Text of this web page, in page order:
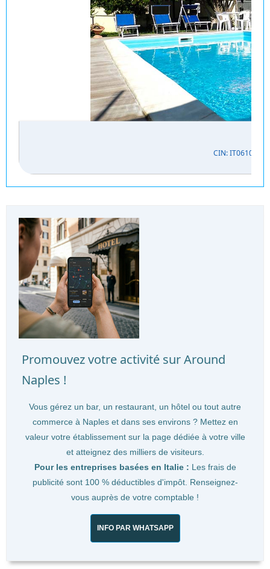
CIN:
Promouvez votre activité sur Around
Naples !
Vous gérez un bar, un restaurant, un hôtel ou tout autre
commerce à Naples et dans ses environs ? Mettez en
valeur votre établissement sur la page dédiée à votre ville
et atteignez des milliers de visiteurs.
Pour les entreprises basées en Italie : Les frais de
publicité sont 100 % déductibles d'impôt. Renseignez-
vous auprès de votre comptable !
INFO PAR WHATSAPP